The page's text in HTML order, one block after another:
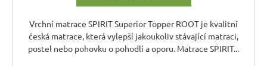
Vrchní matrace SPIRIT Superior Topper ROOT je kvalitní
česká matrace, která vylepší jakoukoliv stávající matraci,
postel nebo pohovku o pohodlí a oporu. Matrace SPIRIT...